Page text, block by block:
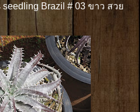
Brazil # 03 ขาว สวย